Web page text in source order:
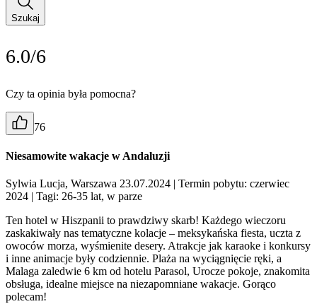
Szukaj
6.0/6
Czy ta opinia była pomocna?
76
Niesamowite wakacje w Andaluzji
Sylwia Lucja, Warszawa 23.07.2024 | Termin pobytu: czerwiec
2024 | Tagi: 26-35 lat, w parze
Ten hotel w Hiszpanii to prawdziwy skarb! Każdego wieczoru
zaskakiwały nas tematyczne kolacje – meksykańska fiesta, uczta z
owoców morza, wyśmienite desery. Atrakcje jak karaoke i konkursy
i inne animacje były codziennie. Plaża na wyciągnięcie ręki, a
Malaga zaledwie 6 km od hotelu Parasol, Urocze pokoje, znakomita
obsługa, idealne miejsce na niezapomniane wakacje. Gorąco
polecam!